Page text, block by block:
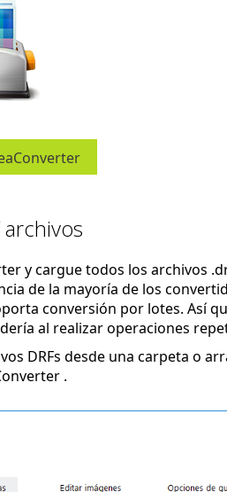
archivos
y cargue todos los archivos
de la mayoría de los
conversión por lotes. Así
al realizar operaciones
DRFs desde una carpeta o
.